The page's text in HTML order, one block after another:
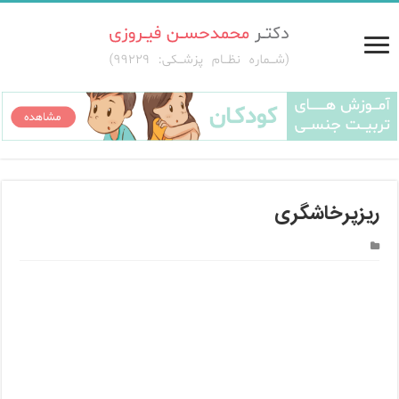
ریزپرخاشگری